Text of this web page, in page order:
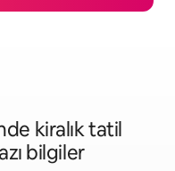
kiralık tatil
bilgiler